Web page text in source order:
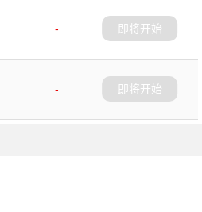
-
即将开始
-
即将开始